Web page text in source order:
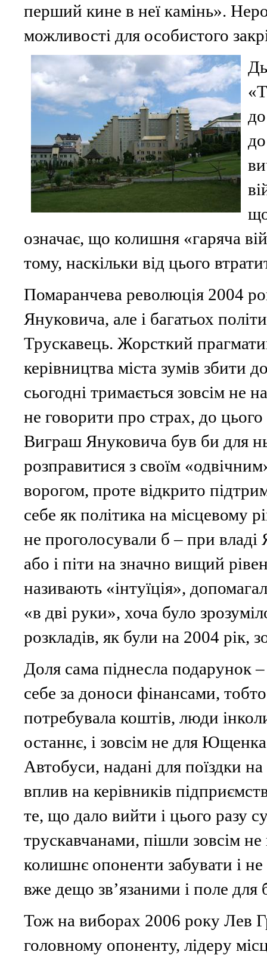
перший кине в неї камінь».
можливості для особистого
означає, що колишня «гаряча
тому, наскільки від цього
Помаранчева революція 2004
Януковича, але і багатьох
Трускавець. Жорсткий
керівництва міста зумів збити
сьогодні тримається зовсім не
не говорити про страх, до
Виграш Януковича був би для
розправитися з своїм
ворогом, проте відкрито
себе як політика на місцевому
не проголосували б – при
або і піти на значно вищий
називають «інтуїція»,
«в дві руки», хоча було
розкладів, як були на 2004 рік,
Доля сама піднесла подарунок
себе за доноси фінансами,
потребувала коштів, люди
останнє, і зовсім не для
Автобуси, надані для поїздки
вплив на керівників
те, що дало вийти і цього разу
трускавчанами, пішли зовсім
колишнє опоненти забувати і
вже дещо зв’язаними і поле
Тож на виборах 2006 року Лев
головному опоненту, лідеру